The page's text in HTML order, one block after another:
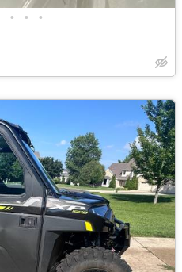
• • •